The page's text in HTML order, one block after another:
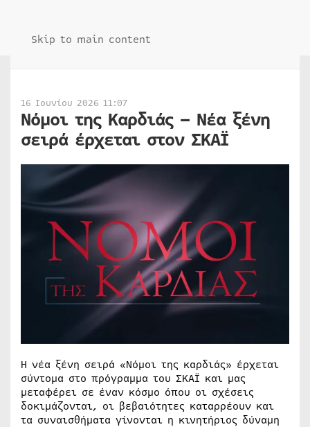
Skip to main content
16 Ιουνίου 2026 11:07
Νόμοι της Καρδιάς – Νέα ξένη
σειρά έρχεται στον ΣΚΑΪ
Η νέα ξένη σειρά «Νόμοι της καρδιάς» έρχεται
σύντομα στο πρόγραμμα του ΣΚΑΪ και μας
μεταφέρει σε έναν κόσμο όπου οι σχέσεις
δοκιμάζονται, οι βεβαιότητες καταρρέουν και
τα συναισθήματα γίνονται η κινητήριος δύναμη